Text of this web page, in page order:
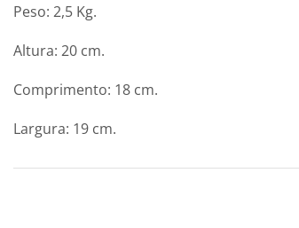
Peso: 2,5 Kg.
Altura: 20 cm.
Comprimento: 18 cm.
Largura: 19 cm.